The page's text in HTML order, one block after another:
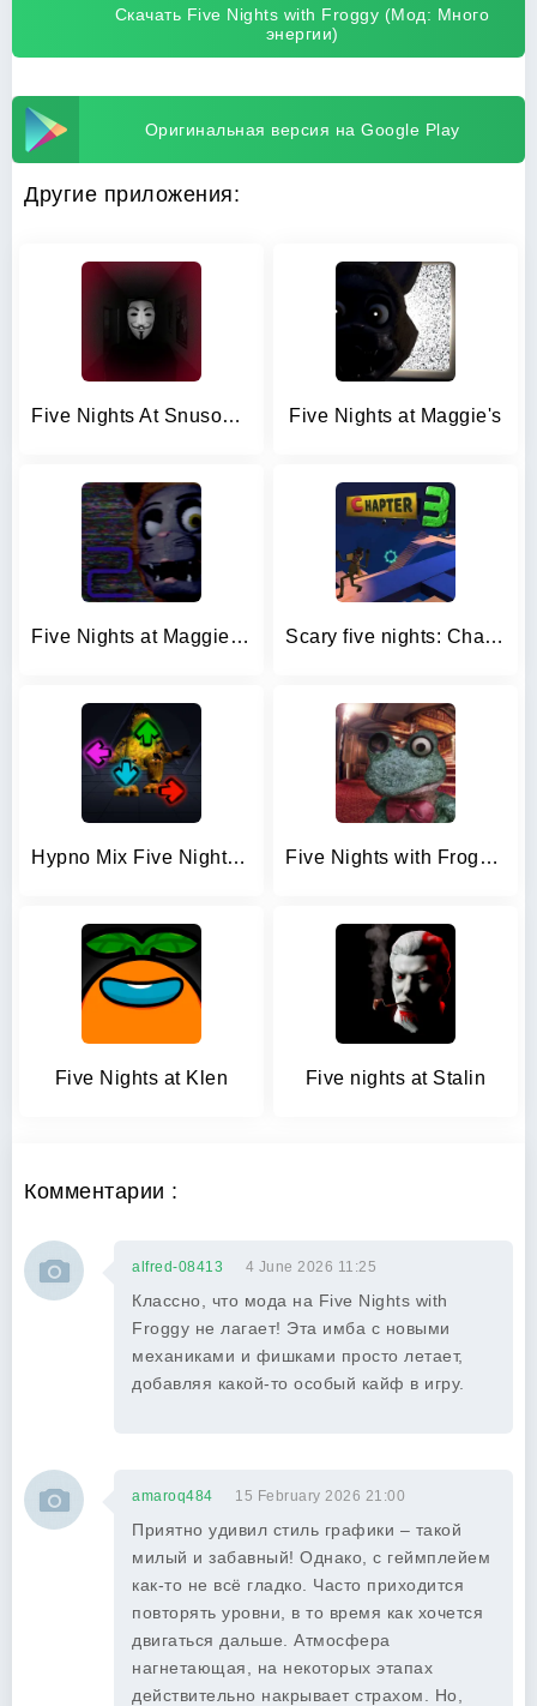
Скачать Five Nights with Froggy (Мод: Много
энергии)
Оригинальная версия на Google Play
Другие приложения:
Five Nights At Snusoed's Five Nights at Maggie's
Five Nights at Maggie's 2 Scary five nights: Chapter 3
Hypno Mix Five Nights Battle Five Nights with Froggy 2
Five Nights at Klen Five nights at Stalin
Комментарии :
alfred-08413 4 June 2026 11:25
Классно, что мода на Five Nights with
Froggy не лагает! Эта имба с новыми
механиками и фишками просто летает,
добавляя какой-то особый кайф в игру.
amaroq484 15 February 2026 21:00
Приятно удивил стиль графики – такой
милый и забавный! Однако, с геймплейем
как-то не всё гладко. Часто приходится
повторять уровни, в то время как хочется
двигаться дальше. Атмосфера
нагнетающая, на некоторых этапах
действительно накрывает страхом. Но,